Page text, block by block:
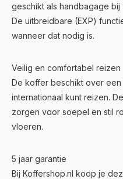
geschikt als handbagage bij
De uitbreidbare (EXP)
wanneer dat nodig is.
Veilig en comfortabel reizen
De koffer beschikt over
internationaal kunt reizen.
zorgen voor soepel en stil
vloeren.
5 jaar garantie
Bij Koffershop.nl koop je